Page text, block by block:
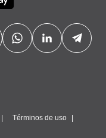
Términos de uso